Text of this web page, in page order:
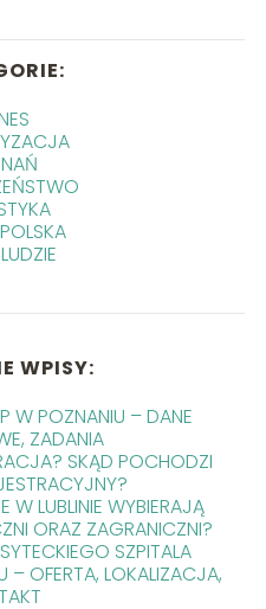
WPISY:
W POZNANIU – DANE
ZADANIA
SKĄD POCHODZI
W LUBLINIE WYBIERAJĄ
ORAZ ZAGRANICZNI?
SZPITALA
– OFERTA, LOKALIZACJA,